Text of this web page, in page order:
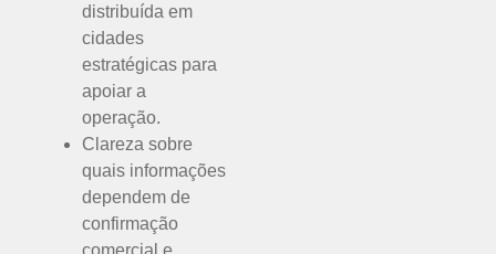
distribuída em
cidades
estratégicas para
apoiar a
operação.
Clareza sobre
quais informações
dependem de
confirmação
comercial e